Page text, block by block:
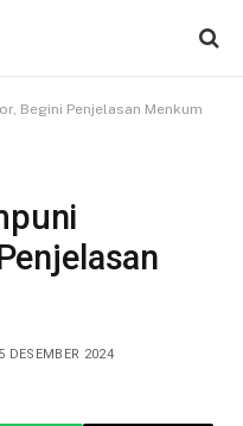
Begini Penjelasan Menkum
DESEMBER 2024